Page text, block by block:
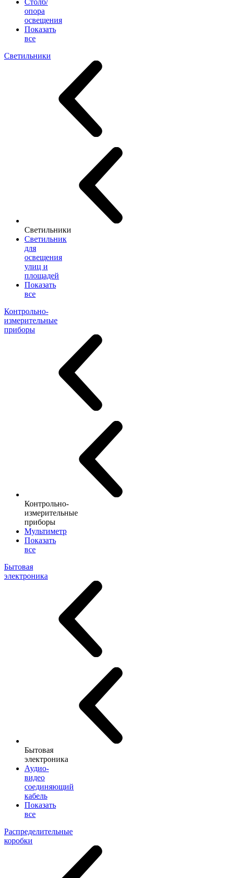
Столб/
опора
освещения
Показать
все
Светильники
Светильники
Светильник
для
освещения
улиц и
площадей
Показать
все
Контрольно-
измерительные
приборы
Контрольно-
измерительные
приборы
Мультиметр
Показать
все
Бытовая
электроника
Бытовая
электроника
Аудио-
видео
соединяющий
кабель
Показать
все
Распределительные
коробки